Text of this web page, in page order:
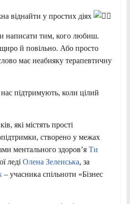
віднайти у простих діях
написати тим, кого любиш.
й повільно. Або просто
має неабияку терапевтичну
підтримують, коли цілий
які містять прості
створено у межах
ментального здоров’я Ти
леді Олена Зеленська, за
– учасника спільноти «Бізнес